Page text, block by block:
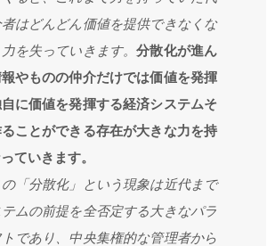
はどんどん価値を提供できなくな
を失っていきます。分散化が進ん
やものの仲介だけでは価値を発揮
に価値を発揮する経済システムそ
ことができる存在が大きな力を持
ていきます。
「分散化」という現象は近代まで
ムの前提を全否定する大きなパラ
であり、中央集権的な管理者から